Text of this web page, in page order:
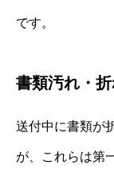
です。
書類汚れ・
送付中に書類が
が、これらは第